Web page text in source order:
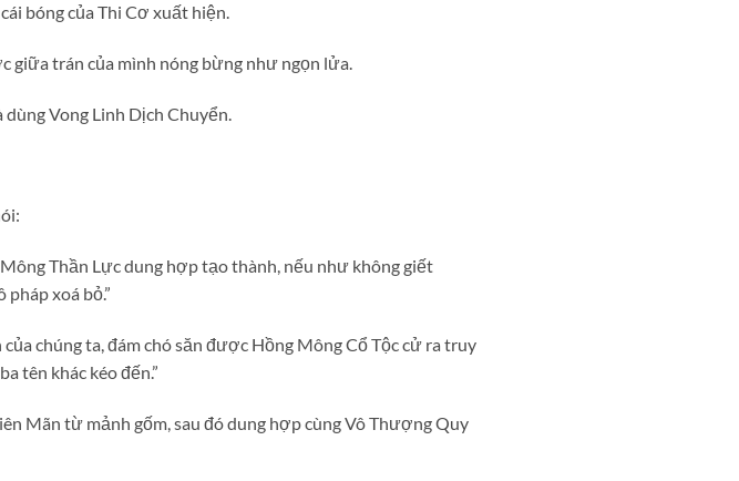
bóng của Thi Cơ xuất hiện.
giữa trán của mình nóng bừng như ngọn lửa.
Vong Linh Dịch Chuyển.
Thần Lực dung hợp tạo thành, nếu như không giết
xoá bỏ.”
chúng ta, đám chó săn được Hồng Mông Cổ Tộc cử ra truy
tên khác kéo đến.”
Mãn từ mảnh gốm, sau đó dung hợp cùng Vô Thượng Quy